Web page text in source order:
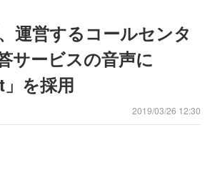
運営するコールセンタ
サービスの音声に
」を採用
2019/03/26 12:30